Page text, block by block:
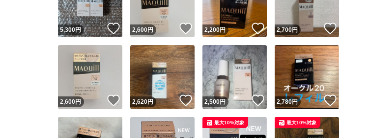
5,300円 いいね！
2,600円 いいね！
2,200円 いいね！
2,700円 いいね！
2,600円 いいね！
2,620円 いいね！
2,500円 いいね！
2,780円 いいね！
最大10%対象 最大10%対象